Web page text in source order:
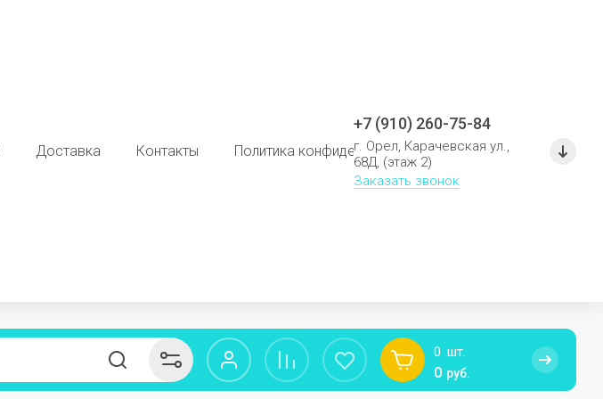
Доставка Контакты Политика конфиденциальности Политика
+7 (910) 260-75-84
г. Орел, Карачевская ул.,
68Д, (этаж 2)
Заказать звонок
0 шт.
0 руб.